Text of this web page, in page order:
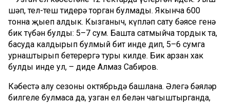
шәп, тел-теш тидерә торган булмады. Якынча 600
тонна җыеп алдык. Кызганыч, күпләп сату бәясе генә
бик түбән булды: 5–7 сум. Башта сатмыйча тордык та,
басуда калдырып булмый бит инде дип, 5–6 сумга
урнаштырып бетерергә туры килде. Бик арзан хак
булды инде ул, – диде Алмаз Сабиров.
Кәбестә алу сезоны октябрьдә башлана. Әлегә бәяләр
билгеле булмаса да, узган ел белән чагыштырганда,